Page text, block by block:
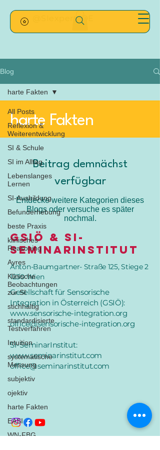
@SIexpertsDE
Blog
All Posts
Reflexion &
Weiterentwicklung
SI & Schule
SI im Alltag
Lebenslanges
Lernen
SI-Ausbildung
Befunderhebung
beste Praxis
klinisches
Reasoning
Ayres
Klinische
Beobachtungen
zur SI
stichhaltig
standardisierte
Testverfahren
Intuition
systematische
Messung
subjektiv
ojektiv
harte Fakten
EASI
WN-FBG
harte Fakten
harte Fakten
Beitrag demnächst
verfügbar
Entdecke weitere Kategorien dieses
Blogs oder versuche es später
nochmal.
GSIÖ & SI-
SeminarInstitut
Anton-Baumgartner- Straße 125, Stiege 2
1230 Wien
Gesellschaft für Sensorische
Integration in Österreich (GSIÖ):
www.sensorische-integration.org
office@sensorische-integration.org
SI-SeminarInstitut:
www.seminarinstitut.com
office@seminarinstitut.com